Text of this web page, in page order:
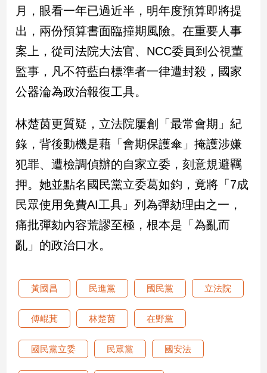
冠
病
毒
專
區
南
台
灣
觀
點
南
台
灣
觀
點
娛
樂
娛
月，眼看一年已過近半，明年度預算即將提
出，兩份預算書面臨撞期風險。在重要人事
案上，從司法院大法官、NCC委員到公視董
監事，凡不符藍白標準者一律遭封殺，國家
公器淪為政治報復工具。
林楚茵更質疑，立法院屢創「最常會期」紀
錄，背後動機是藉「會期保護傘」掩護涉嫌
犯罪、遭檢調偵辦的自家立委，刻意規避羈
押。她並點名國民黨立委葛如鈞，竟將「7成
民眾使用免費AI工具」列為彈劾理由之一，
痛批彈劾內容荒謬至極，根本是「為亂而
亂」的政治口水。
黃國昌 民進黨 國民黨 立法院
傅崐萁 林楚茵 在野黨
國民黨立委 民眾黨 國安法